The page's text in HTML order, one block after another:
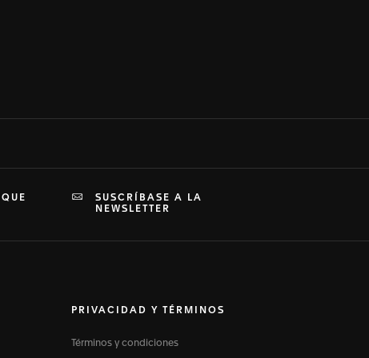
SUSCRÍBASE A LA
NEWSLETTER
PRIVACIDAD Y TÉRMINOS
Términos y condiciones